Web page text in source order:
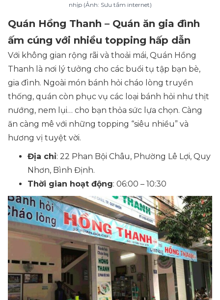
nhịp (Ảnh: Sưu tầm internet)
Quán Hồng Thanh – Quán ăn gia đình
ấm cúng với nhiều topping hấp dẫn
Với không gian rộng rãi và thoải mái, Quán Hồng
Thanh là nơi lý tưởng cho các buổi tụ tập bạn bè,
gia đình. Ngoài món bánh hỏi cháo lòng truyền
thống, quán còn phục vụ các loại bánh hỏi như thịt
nướng, nem lụi… cho bạn thỏa sức lựa chọn. Càng
ăn càng mê với những topping “siêu nhiều” và
hương vị tuyệt vời.
Địa chỉ: 22 Phan Bội Châu, Phường Lê Lợi, Quy
Nhơn, Bình Định.
Thời gian hoạt động: 06:00 – 10:30